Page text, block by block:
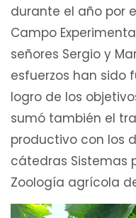
durante el año por
Campo
señores Sergio y
esfuerzos han sido
logro de los
sumó también el
productivo con los
cátedras Sistemas
Zoología agrícola de